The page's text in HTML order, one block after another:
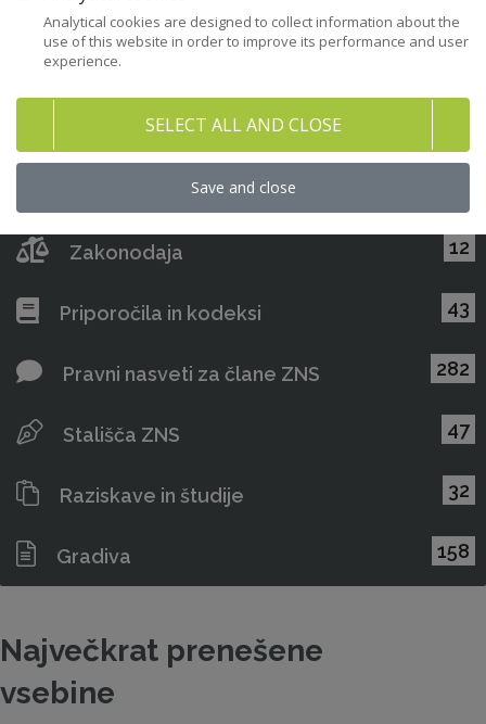
Prenesi dokument
Potrjujem, da sem seznanjen/a s politiko zasebnosti
ZNS.
Zakonodaja 12
Priporočila in kodeksi 43
Pravni nasveti za člane ZNS 282
Stališča ZNS 47
Raziskave in študije 32
Gradiva 158
Največkrat prenešene
vsebine
Analytical cookies are designed to collect information about the
use of this website in order to improve its performance and user
experience.
SELECT ALL AND CLOSE
Save and close